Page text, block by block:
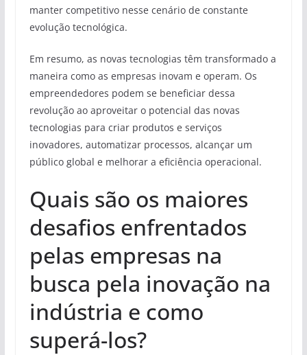
manter competitivo nesse cenário de constante
evolução tecnológica.
Em resumo, as novas tecnologias têm transformado a
maneira como as empresas inovam e operam. Os
empreendedores podem se beneficiar dessa
revolução ao aproveitar o potencial das novas
tecnologias para criar produtos e serviços
inovadores, automatizar processos, alcançar um
público global e melhorar a eficiência operacional.
Quais são os maiores
desafios enfrentados
pelas empresas na
busca pela inovação na
indústria e como
superá-los?